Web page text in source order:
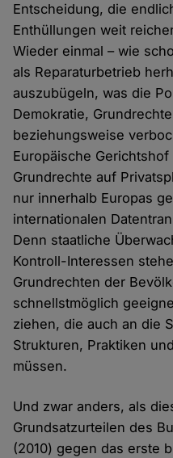
Entscheidung, die
Enthüllungen weit
Wieder einmal – wie
als Reparaturbetrieb
auszubügeln, was die
Demokratie,
beziehungsweise
Europäische
Grundrechte auf
nur innerhalb Europas
internationalen
Denn staatliche
Kontroll-Interessen
Grundrechten der
schnellstmöglich
ziehen, die auch an die
Strukturen, Praktiken
müssen.
Und zwar anders, als
Grundsatzurteilen des
(2010) gegen das erste